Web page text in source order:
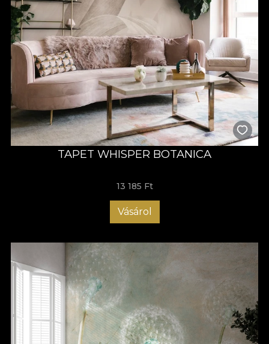
szükségleteikhez és költségvetésükhöz, portfóliónk olyan
tapétákat tartalmaz, amelyeket három különböző anyagra és
textúrára lehet nyomtatni:
Sima - matt, egyenletes és puha tapintású
Vászon - az életnagyságú festmény illúzióját kelti
Len - luxus, szövet-szerű textúra
Így a tapétáink teljes, 360°-os szenzoros élménnyé válnak a
lenyűgöző vizuális mesterfokon keresztül és az álomszerű
dimenziókban. A természet iránti szeretetünk és tiszteletünk
sugárzik a természetes, ökológiai és biológiailag lebomló
anyagok használatából. Ezért gyártunk tapétákat Vlies alapon:
egy nem szőtt anyagból, amely kiváló tartósságot biztosít és
megkönnyíti a termékek telepítését.
TAPET WHISPER BOTANICA
13 185 Ft
Vásárol